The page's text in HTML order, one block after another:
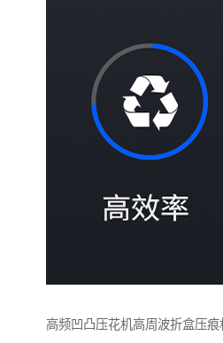
高频凹凸压花机高周波折盒压